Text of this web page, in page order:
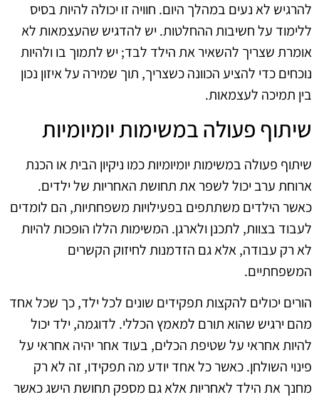
להרגיש לא נעים במהלך היום. חוויה זו יכולה להיות בסיס
ללימוד על חשיבות ההחלטות. יש להדגיש שהעצמאות לא
אומרת שצריך להשאיר את הילד לבד; יש לתמוך בו ולהיות
נוכחים כדי להציע הכוונה כשצריך, תוך שמירה על איזון נכון
בין תמיכה לעצמאות.
שיתוף פעולה במשימות יומיומיות
שיתוף פעולה במשימות יומיומיות כמו ניקיון הבית או הכנת
ארוחת ערב יכול לשפר את תחושת האחריות של ילדים.
כאשר הילדים משתתפים בפעילויות משפחתיות, הם לומדים
לעבוד בצוות, לתכנן ולארגן. המשימות הללו הופכות להיות
לא רק עבודה, אלא גם הזדמנות לחיזוק הקשרים
המשפחתיים.
הורים יכולים להקצות תפקידים שונים לכל ילד, כך שכל אחד
מהם ירגיש שהוא תורם למאמץ הכללי. לדוגמה, ילד יכול
להיות אחראי על שטיפת הכלים, בעוד אחר יהיה אחראי על
פינוי השולחן. כאשר כל אחד יודע מה תפקידו, זה לא רק
מחנך את הילד לאחריות אלא גם מספק תחושת הישג כאשר